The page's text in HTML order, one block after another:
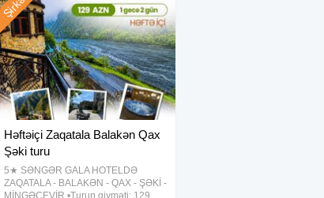
Həftəiçi Zaqatala Balakən Qax
Şəki turu
5★ SƏNGƏR GALA HOTELDƏ
ZAQATALA - BALAKƏN - QAX - ŞƏKİ -